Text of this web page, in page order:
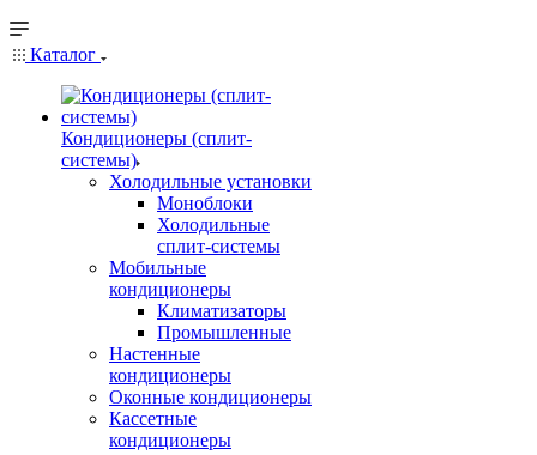
Каталог
Кондиционеры (сплит-
системы)
Холодильные установки
Моноблоки
Холодильные
сплит-системы
Мобильные
кондиционеры
Климатизаторы
Промышленные
Настенные
кондиционеры
Оконные кондиционеры
Кассетные
кондиционеры